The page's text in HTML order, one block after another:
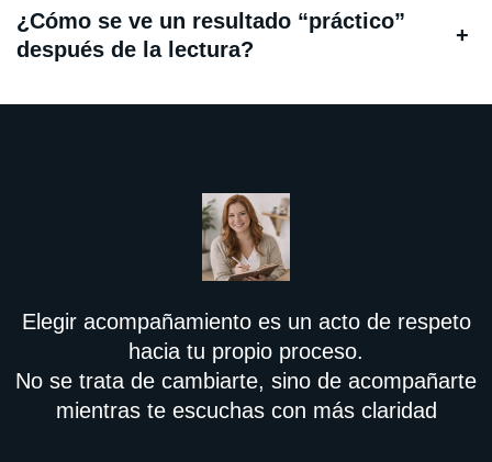
¿Cómo se ve un resultado “práctico”
después de la lectura?
+
Elegir acompañamiento es un acto de respeto
hacia tu propio proceso.
No se trata de cambiarte, sino de acompañarte
mientras te escuchas con más claridad